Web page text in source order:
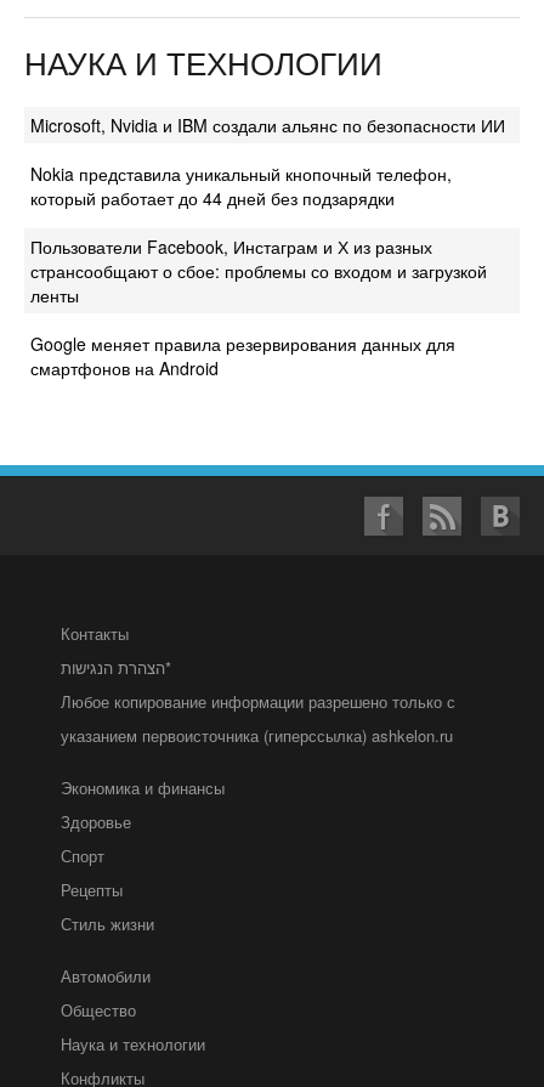
НАУКА И ТЕХНОЛОГИИ
Microsoft, Nvidia и IBM создали альянс по безопасности ИИ
Nokia представила уникальный кнопочный телефон,
который работает до 44 дней без подзарядки
Пользователи Facebook, Инстаграм и Х из разных
странсообщают о сбое: проблемы со входом и загрузкой
ленты
Google меняет правила резервирования данных для
смартфонов на Android
Контакты
הצהרת הנגישות*
Любое копирование информации разрешено только с
указанием первоисточника (гиперссылка) ashkelon.ru
Экономика и финансы
Здоровье
Спорт
Рецепты
Стиль жизни
Автомобили
Общество
Наука и технологии
Конфликты